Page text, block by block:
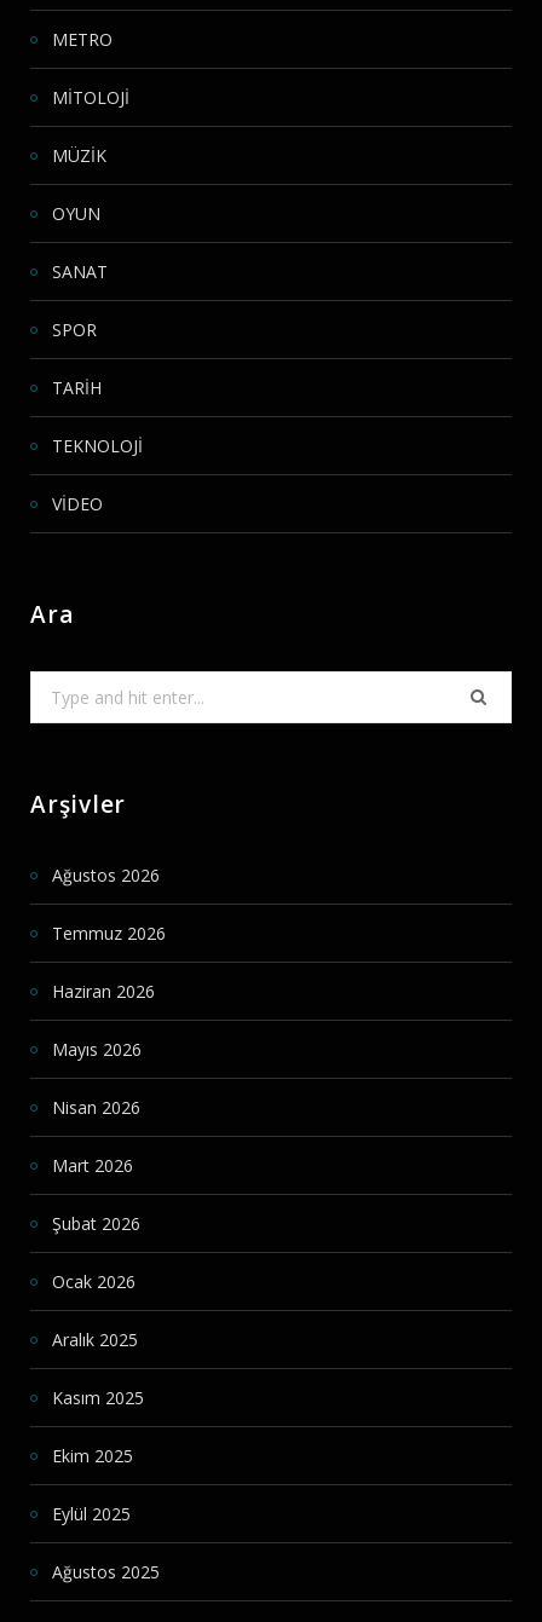
METRO
MİTOLOJİ
MÜZİK
OYUN
SANAT
SPOR
TARİH
TEKNOLOJİ
VİDEO
Ara
Arşivler
Ağustos 2026
Temmuz 2026
Haziran 2026
Mayıs 2026
Nisan 2026
Mart 2026
Şubat 2026
Ocak 2026
Aralık 2025
Kasım 2025
Ekim 2025
Eylül 2025
Ağustos 2025